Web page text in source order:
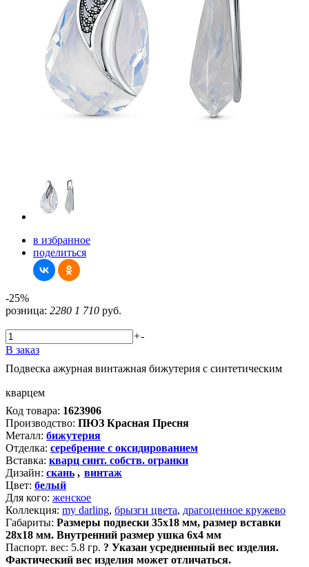
в избранное
поделиться
-25%
розница: 2280 1 710 руб.
+-
В заказ
Подвеска ажурная винтажная бижутерия с синтетическим
кварцем
Код товара: 1623906
Производство: ПЮЗ Красная Пресня
Металл: бижутерия
Отделка: серебрение с оксидированием
Вставка: кварц синт. собств. огранки
Дизайн: скань , винтаж
Цвет: белый
Для кого: женское
Коллекция: my darling, брызги цвета, драгоценное кружево
Габариты: Размеры подвески 35х18 мм, размер вставки
28х18 мм. Внутренний размер ушка 6х4 мм
Паспорт. вес: 5.8 гр. ? Указан усредненный вес изделия.
Фактический вес изделия может отличаться.